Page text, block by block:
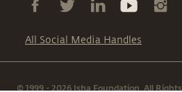
All Social Media Handles
© 1999 - 2026 Isha Foundation. All